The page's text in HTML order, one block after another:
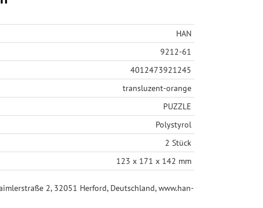
HAN
9212-61
4012473921245
transluzent-orange
PUZZLE
Polystyrol
2 Stück
123 x 171 x 142 mm
2, 32051 Herford, Deutschland, www.han-